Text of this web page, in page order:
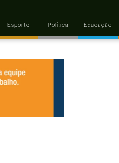
Esporte Política Educação